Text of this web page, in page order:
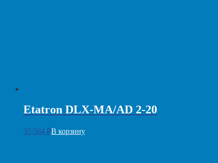
Etatron DLX-MA/AD 2-20
35,564 ₽В корзину